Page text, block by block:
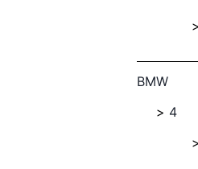
BMW
4